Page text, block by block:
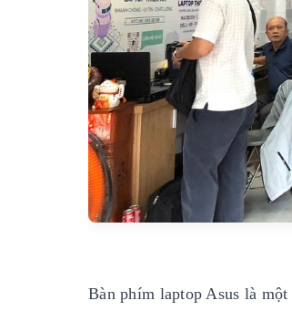
Bàn phím laptop Asus là